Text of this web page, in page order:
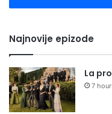
Najnovije epizode
La
7